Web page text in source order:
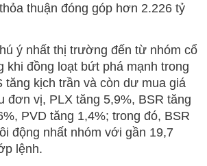
thuận đóng góp hơn 2.226 tỷ
ý nhất thị trường đến từ nhóm cổ
khi đồng loạt bứt phá mạnh trong
tăng kịch trần và còn dư mua giá
đơn vị, PLX tăng 5,9%, BSR tăng
PVD tăng 1,4%; trong đó, BSR
động nhất nhóm với gần 19,7
lệnh.